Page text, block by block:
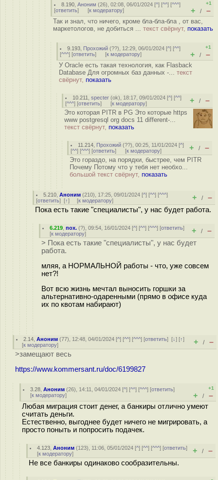
8.190 ,Аноним (26), 02:08, 06/01/2024 [^] [^^] [^^^]
[ответить] [к модератору]
+1
+ / –
Так и знал, что ничего, кроме бла-бла-бла , от вас,
маркетологов, не добиться ... текст свёрнут, показать
9.193 Прохожий (??), 12:29, 06/01/2024 [^] [^^]
[^^^] [ответить] [к модератору]
+1
+ / –
У Oracle есть такая технология, как Flasback
Database Для огромных баз данных -... текст
свёрнут, показать
10.211 ,specter (ok), 18:17, 09/01/2024 [^] [^^]
[^^^] [ответить] [к модератору] + / –
Это которая PITR в PG Это которые https
www postgresql org docs 11 different-...
текст свёрнут, показать
11.214 Прохожий (??), 00:25, 11/01/2024 [^]
[^^] [^^^] [ответить] [к модератору] + / –
Это гораздо, на порядки, быстрее, чем PITR
Почему Потому что у тебя нет необхо...
большой текст свёрнут, показать
5.210 ,Аноним (210), 17:25, 09/01/2024 [^] [^^] [^^^]
[ответить] [↑] [к модератору] + / –
Пока есть такие "специалисты", у нас будет работа.
6.219 ,пох. (?), 09:54, 16/01/2024 [^] [^^] [^^^] [ответить]
[к модератору] + / –
> Пока есть такие "специалисты", у нас будет
работа.
мляя, а НОРМАЛЬНОЙ работы - что, уже совсем
нет?!
Вот всю жизнь мечтал выносить горшки за
альтернативно-одаренными (прямо в офисе куда
их по квотам набирают)
2.14 ,Аноним (77), 12:48, 04/01/2024 [^] [^^] [^^^] [ответить][↓] [↑]
[к модератору] + / –
>замещают весь
https://www.kommersant.ru/doc/6199827
3.28 ,Аноним (26), 14:11, 04/01/2024 [^] [^^] [^^^] [ответить]
[к модератору]
+1
+ / –
Любая миграция стоит денег, а банкиры отлично умеют
считать деньги.
Естественно, выгоднее будет ничего не мигрировать, а
просто поныть и попросить подачек.
4.123 ,Аноним (123), 11:06, 05/01/2024 [^] [^^] [^^^] [ответить]
[к модератору] + / –
Не все банкиры одинаково сообразительны.